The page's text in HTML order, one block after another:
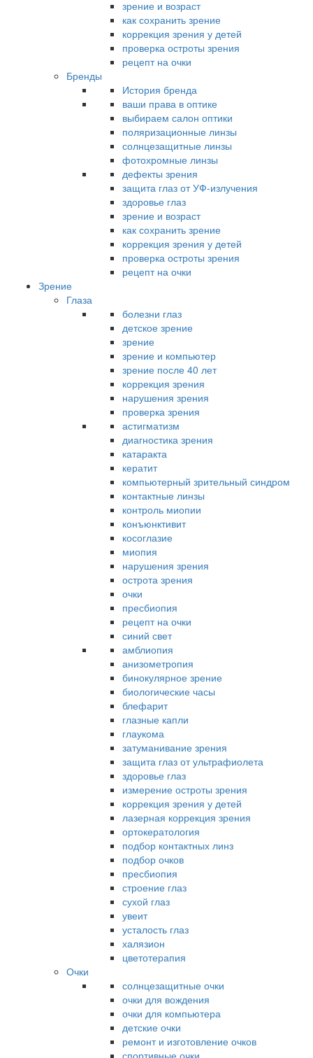
зрение и возраст
как сохранить зрение
коррекция зрения у детей
проверка остроты зрения
рецепт на очки
Бренды
История бренда
ваши права в оптике
выбираем салон оптики
поляризационные линзы
солнцезащитные линзы
фотохромные линзы
дефекты зрения
защита глаз от УФ-излучения
здоровье глаз
зрение и возраст
как сохранить зрение
коррекция зрения у детей
проверка остроты зрения
рецепт на очки
Зрение
Глаза
болезни глаз
детское зрение
зрение
зрение и компьютер
зрение после 40 лет
коррекция зрения
нарушения зрения
проверка зрения
астигматизм
диагностика зрения
катаракта
кератит
компьютерный зрительный синдром
контактные линзы
контроль миопии
конъюнктивит
косоглазие
миопия
нарушения зрения
острота зрения
очки
пресбиопия
рецепт на очки
синий свет
амблиопия
анизометропия
бинокулярное зрение
биологические часы
блефарит
глазные капли
глаукома
затуманивание зрения
защита глаз от ультрафиолета
здоровье глаз
измерение остроты зрения
коррекция зрения у детей
лазерная коррекция зрения
ортокератология
подбор контактных линз
подбор очков
пресбиопия
строение глаз
сухой глаз
увеит
усталость глаз
халязион
цветотерапия
Очки
солнцезащитные очки
очки для вождения
очки для компьютера
детские очки
ремонт и изготовление очков